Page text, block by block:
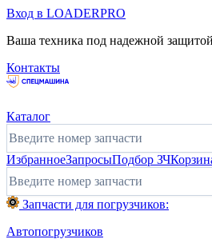
Вход в LOADERPRO
Ваша техника под надежной защитой
Контакты
Каталог
ИзбранноеЗапросыПодбор ЗЧ
Запчасти для погрузчиков:
Автопогрузчиков